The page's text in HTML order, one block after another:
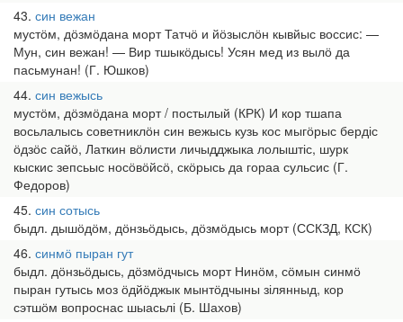
43 син вежан
мустӧм, дӧзмӧдана морт Татчӧ и йӧзыслӧн кывйыс воссис: —
Мун, син вежан! — Вир тшыкӧдысь! Усян мед из вылӧ да
пасьмунан! (Г. Юшков)
44 син вежысь
мустӧм, дӧзмӧдана морт / постылый (КРК) И кор тшапа
восьлалысь советниклӧн син вежысь кузь кос мыгӧрыс бердіс
ӧдзӧс сайӧ, Латкин вӧлисти личыдджыка лолыштіс, шурк
кыскис зепсьыс носӧвӧйсӧ, скӧрысь да гораа сульсис (Г.
Федоров)
45 син сотысь
быдл. дышӧдӧм, дӧнзьӧдысь, дӧзмӧдысь морт (ССКЗД, КСК)
46 синмӧ пыран гут
быдл. дӧнзьӧдысь, дӧзмӧдчысь морт Нинӧм, сӧмын синмӧ
пыран гутысь моз ӧдйӧджык мынтӧдчыны зілянныд, кор
сэтшӧм вопроснас шыасьлі (Б. Шахов)